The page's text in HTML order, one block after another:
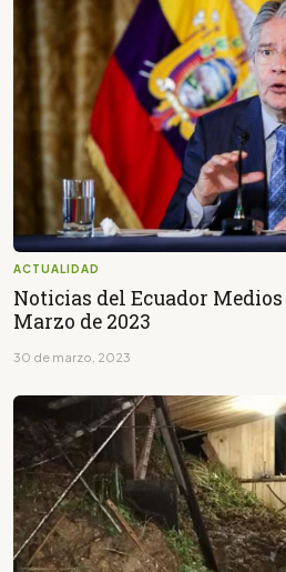
ACTUALIDAD
Noticias del Ecuador
Marzo de 2023
30 de marzo, 2023